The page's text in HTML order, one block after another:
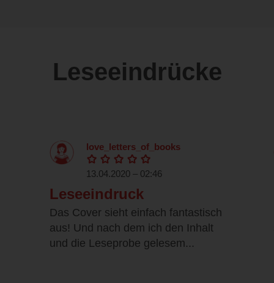
Leseeindrücke
love_letters_of_books
13.04.2020 – 02:46
Leseeindruck
Das Cover sieht einfach fantastisch
aus! Und nach dem ich den Inhalt
und die Leseprobe gelesem...